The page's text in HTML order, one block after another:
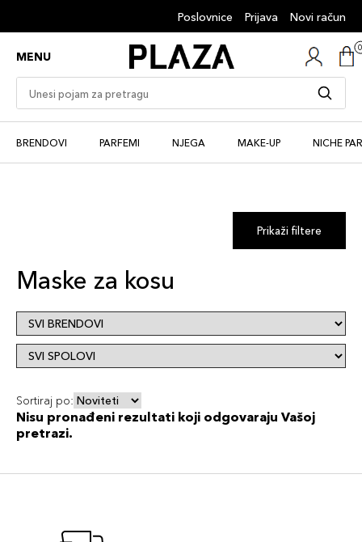
Poslovnice Prijava Novi račun
MENU
BRENDOVI PARFEMI NJEGA MAKE-UP NICHE
Prikaži filtere
Maske za kosu
Sortiraj po:
Nisu pronađeni rezultati koji odgovaraju Vašoj
pretrazi.